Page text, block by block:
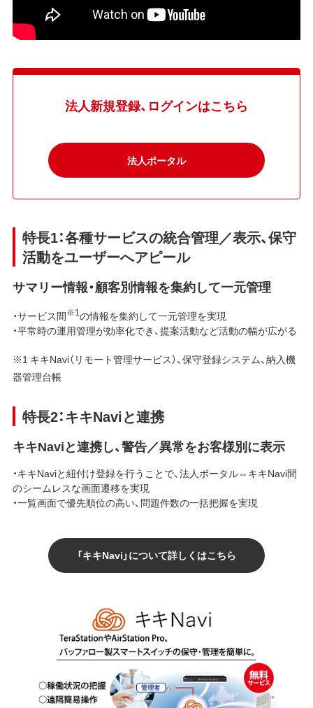
法人新規登録、ログインはこちら
法人ポータル
特長1：各種サービスの統合管理／表示、保守
活動をユーザーへアピール
サマリー情報・顧客別情報を集約して一元管理
・サービス間※1の情報を集約して一元管理を実現
・平常時の運用管理が効率化でき、提案活動など活動の幅が広がる
※1 キキNavi（リモート管理サービス）、保守登録システム、納入機
器管理台帳
特長2：キキNaviと連携
キキNaviと連携し、警告／異常をお客様別に表示
・キキNaviと紐付け登録を行うことで、法人ポータル⇔キキNavi間
のシームレスな画面遷移を実現
・一覧画面で優先順位の高い、問題件数の一括把握を実現
「キキNavi」について詳しくはこちら